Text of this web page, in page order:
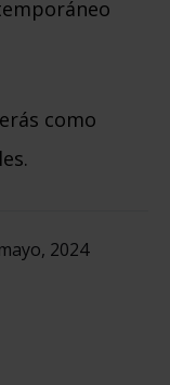
como
mayo, 2024